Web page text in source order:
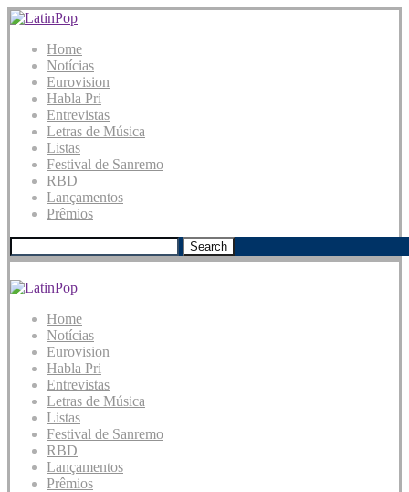
Home
Notícias
Eurovision
Habla Pri
Entrevistas
Letras de Música
Listas
Festival de Sanremo
RBD
Lançamentos
Prêmios
Search
Home
Notícias
Eurovision
Habla Pri
Entrevistas
Letras de Música
Listas
Festival de Sanremo
RBD
Lançamentos
Prêmios